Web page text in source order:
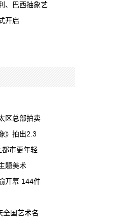
、巴西抽象艺
开启
区总部拍卖
》拍出2.3
市更年轻
题美术
开幕 144件
国艺术名